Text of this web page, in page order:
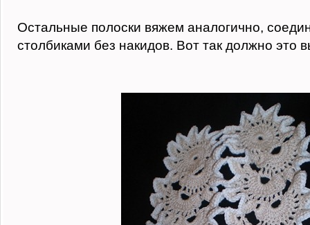
Остальные полоски вяжем аналогично,
столбиками без накидов. Вот так должно это